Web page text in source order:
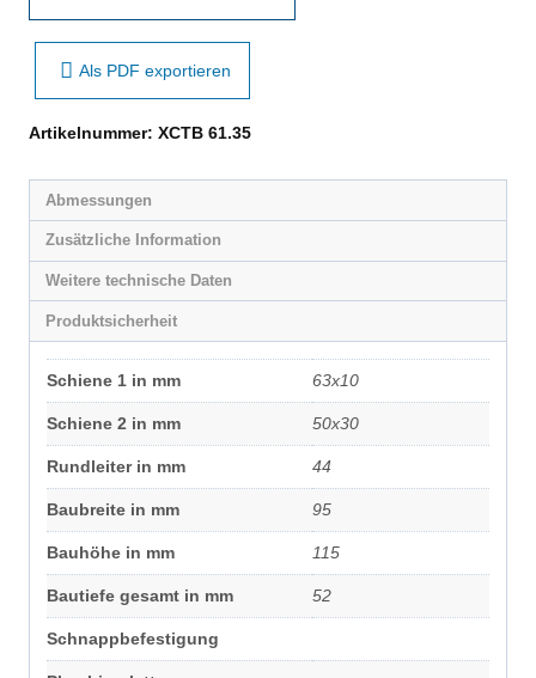
Als PDF exportieren
Artikelnummer: XCTB 61.35
Abmessungen
Zusätzliche Information
Weitere technische Daten
Produktsicherheit
Schiene 1 in mm 63x10
Schiene 2 in mm 50x30
Rundleiter in mm 44
Baubreite in mm 95
Bauhöhe in mm 115
Bautiefe gesamt in mm 52
Schnappbefestigung